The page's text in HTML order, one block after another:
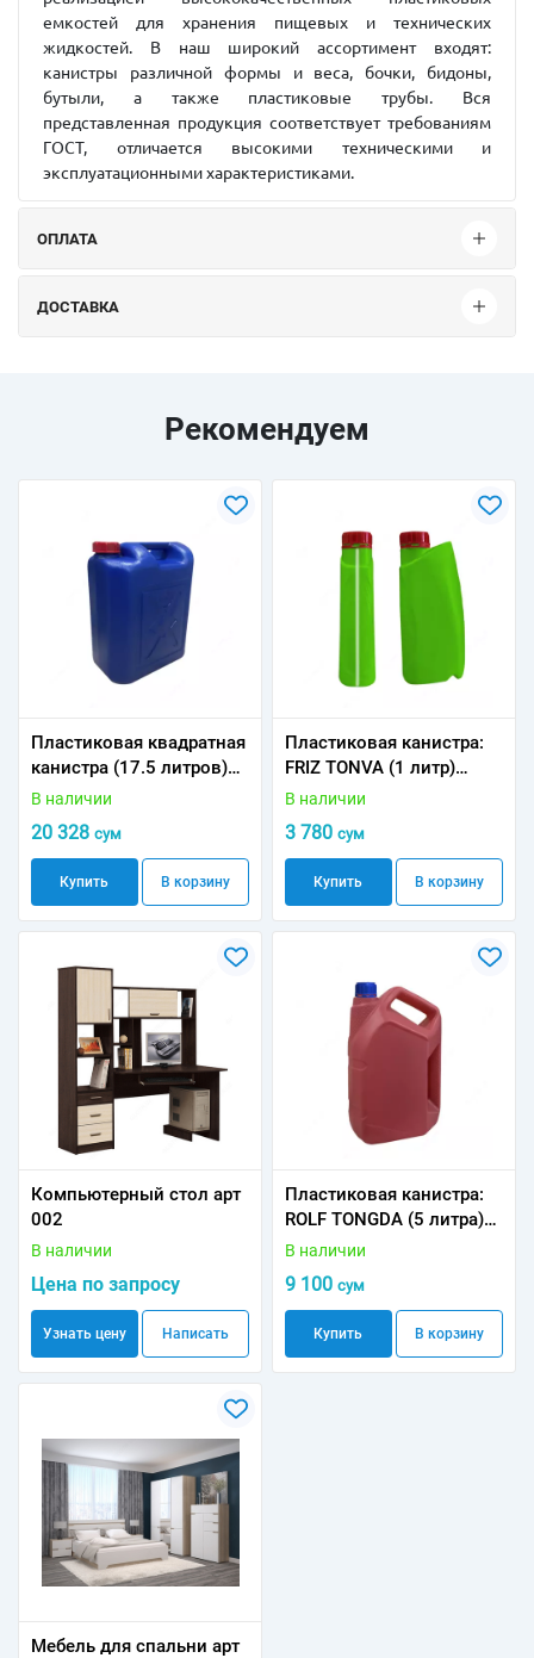
емкостей для хранения пищевых и технических
жидкостей. В наш широкий ассортимент входят:
канистры различной формы и веса, бочки, бидоны,
бутыли, а также пластиковые трубы. Вся
представленная продукция соответствует требованиям
ГОСТ, отличается высокими техническими и
эксплуатационными характеристиками.
ОПЛАТА
ДОСТАВКА
Рекомендуем
Пластиковая квадратная
канистра (17.5 литров)
0.6 кг
В наличии
20 328 сум
Купить В корзину
Пластиковая канистра:
FRIZ TONVA (1 литр)
0.080 кг
В наличии
3 780 сум
Купить В корзину
Компьютерный стол арт
002
В наличии
Цена по запросу
Узнать цену Написать
Пластиковая канистра:
ROLF TONGDA (5 литра)
0.250 кг
В наличии
9 100 сум
Купить В корзину
Мебель для спальни арт